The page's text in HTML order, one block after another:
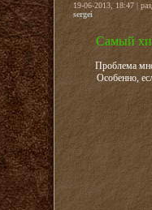
19-06-2013, 18:47 |
sergei
Самый
Проблема
Особенно,